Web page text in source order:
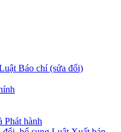
Báo chí (sửa đổi)
hành